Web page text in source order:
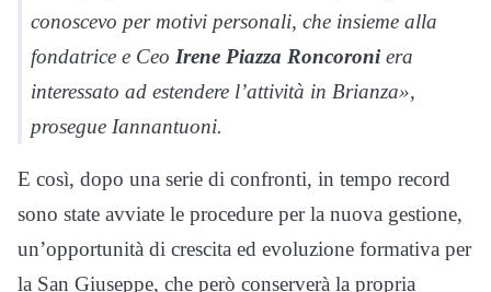
conoscevo per motivi personali, che insieme alla
fondatrice e Ceo Irene Piazza Roncoroniera
interessato ad estendere l’attività in Brianza»,
prosegue Iannantuoni.
E così, dopo una serie di confronti, in tempo record
sono state avviate le procedure per la nuova gestione,
un’opportunità di crescita ed evoluzione formativa per
la San Giuseppe, che però conserverà la propria